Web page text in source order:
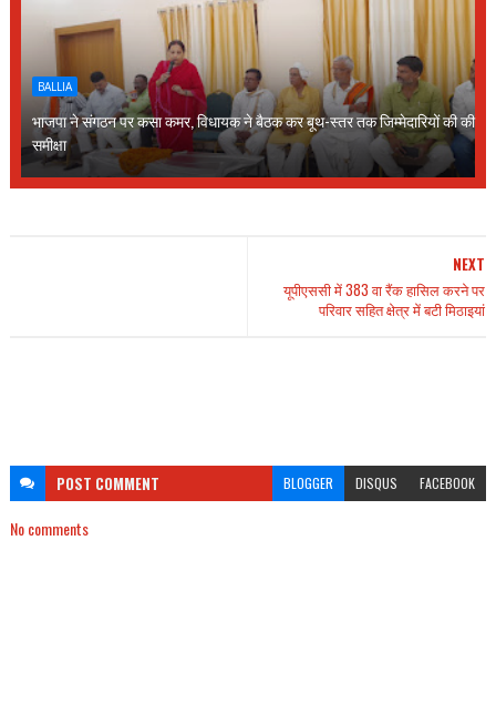
BALLIA
भाजपा ने संगठन पर कसा कमर, विधायक ने बैठक कर बूथ-स्तर तक जिम्मेदारियों की की
समीक्षा
NEXT
यूपीएससी में 383 वा रैंक हासिल करने पर
परिवार सहित क्षेत्र में बटी मिठाइयां
POST COMMENT BLOGGER DISQUS FACEBOOK
No comments